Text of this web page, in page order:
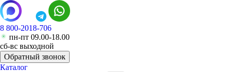
8 800-2018-706
пн-пт 09.00-18.00
сб-вс выходной
Обратный звонок
Каталог